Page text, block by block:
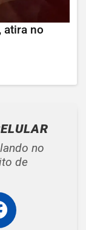
atira no
no
de